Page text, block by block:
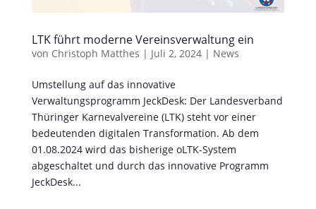
LTK führt moderne Vereinsverwaltung ein
von Christoph Matthes | Juli 2, 2024| News
Umstellung auf das innovative
Verwaltungsprogramm JeckDesk: Der Landesverband
Thüringer Karnevalvereine (LTK) steht vor einer
bedeutenden digitalen Transformation. Ab dem
01.08.2024 wird das bisherige oLTK-System
abgeschaltet und durch das innovative Programm
JeckDesk...